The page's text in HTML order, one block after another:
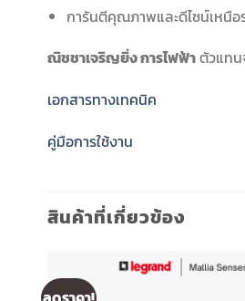
การันตีคุณภาพและดีไซน์เหนือ
ณิชชาเจริญยิ่ง การไฟฟ้าตัวแทน
เอกสารทางเทคนิค
คู่มือการใช้งาน
สินค้าที่เกี่ยวข้อง